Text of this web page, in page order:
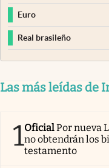
Euro
Real brasileño
Las más leídas de
1OficialPor nueva
no obtendrán los
testamento